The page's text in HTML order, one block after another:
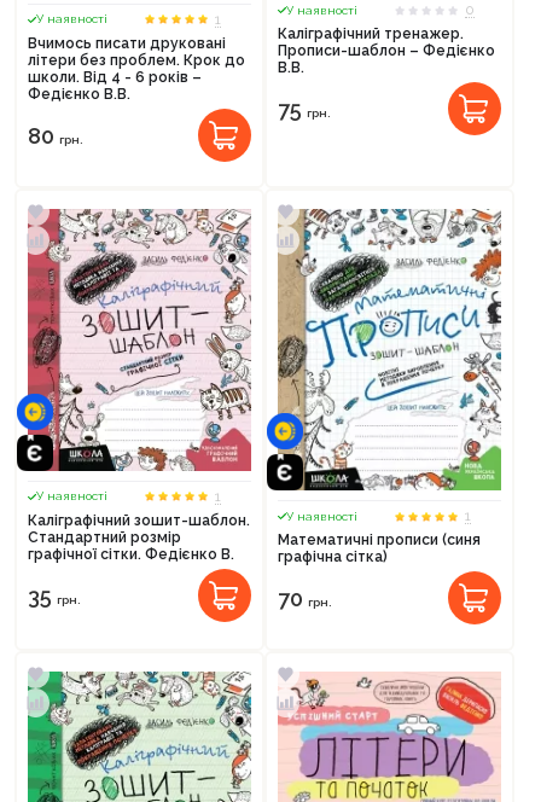
У наявності
1
Вчимось писати друковані
літери без проблем. Крок до
школи. Від 4 - 6 років –
Федієнко В.В.
80 грн.
У наявності
0
Каліграфічний тренажер.
Прописи-шаблон – Федієнко
В.В.
75 грн.
У наявності
1
Каліграфічний зошит-шаблон.
Стандартний розмір
графічної сітки. Федієнко В.
35 грн.
У наявності
1
Математичні прописи (cиня
графічна сітка)
70 грн.